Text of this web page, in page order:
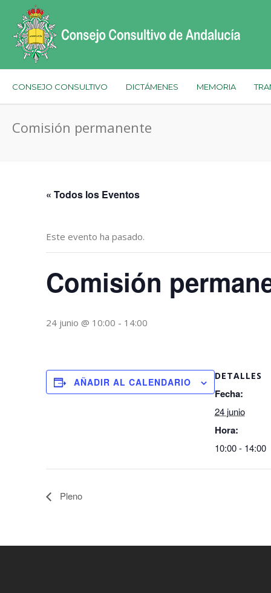
CONSEJO CONSULTIVO DICTÁMENES MEMORIA
Comisión permanente
« Todos los Eventos
Este evento ha pasado.
Comisión
24 junio @ 10:00 - 14:00
AÑADIR AL CALENDARIO
DETALLES
Fecha:
24 junio
Hora:
10:00 - 14:00
Pleno